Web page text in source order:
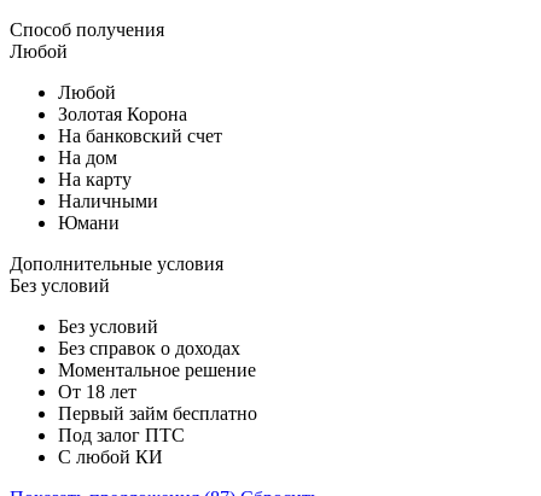
Способ получения
Любой
Любой
Золотая Корона
На банковский счет
На дом
На карту
Наличными
Юмани
Дополнительные условия
Без условий
Без условий
Без справок о доходах
Моментальное решение
От 18 лет
Первый займ бесплатно
Под залог ПТС
С любой КИ